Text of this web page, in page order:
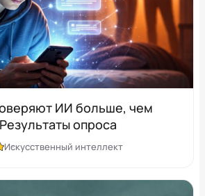
ИИ больше, чем
опроса
Искусственный интеллект